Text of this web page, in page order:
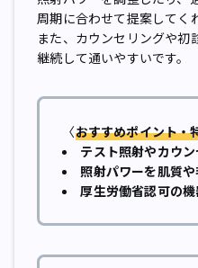
周期に合わせて提案してく
また、カウンセリングや初
継続して通いやすいです。
〈おすすめポイント・
テスト照射やカウ
照射パワーを肌質
厚生労働省認可の